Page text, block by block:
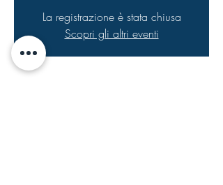
La registrazione è stata chiusa
Scopri gli altri eventi